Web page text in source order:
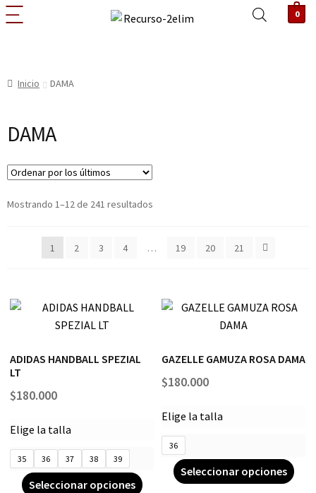
0
Inicio DAMA
DAMA
Mostrando 1–12 de 241 resultados
1 2 3 4 … 19 20 21
ADIDAS HANDBALL SPEZIAL
LT
$180.000
Elige la talla
35 36 37 38 39
Seleccionar opciones
GAZELLE GAMUZA ROSA DAMA
$180.000
Elige la talla
36
Seleccionar opciones